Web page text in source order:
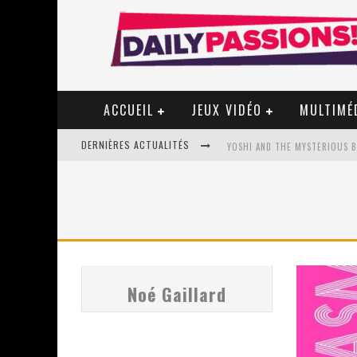
ACCUEIL JEUX VIDÉO
DERNIÈRES ACTUALITÉS YOSHI AND THE MYSTERIOUS
STAR FOX
PSYRIVER 2026 : LA MAGIE
Noé Gaillard